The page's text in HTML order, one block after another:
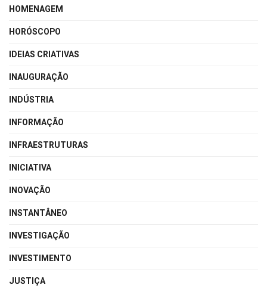
HOMENAGEM
HORÓSCOPO
IDEIAS CRIATIVAS
INAUGURAÇÃO
INDÚSTRIA
INFORMAÇÃO
INFRAESTRUTURAS
INICIATIVA
INOVAÇÃO
INSTANTÂNEO
INVESTIGAÇÃO
INVESTIMENTO
JUSTIÇA